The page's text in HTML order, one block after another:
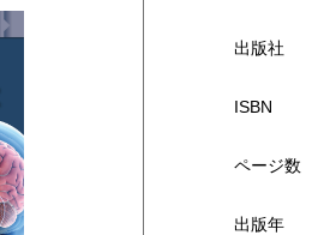
出版社
ISBN
ページ数
出版年